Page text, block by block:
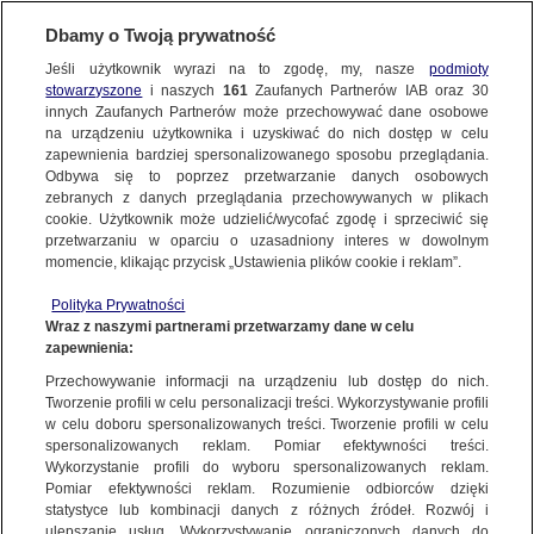
FAKTY | FAKTY PO POŁUDNIU
Wybory parlamentarne 2023. O tych terminach nie można zapomnieć
NAJNOWSZE
ZOBACZ FAKTY
FAKTY PO FAKTACH
FAKTY O ŚWIECIE
WIĘCEJ
KANAŁY
Dzień dobry!
Jedno konto do wszystkich usług
Dbamy o Twoją prywatność
Jeśli użytkownik wyrazi na to zgodę, my, nasze podmioty
stowarzyszone i naszych 161Zaufanych Partnerów IAB oraz 30
innych Zaufanych Partnerów może przechowywać dane osobowe
na urządzeniu użytkownika i uzyskiwać do nich dostęp w celu
zapewnienia bardziej spersonalizowanego sposobu przeglądania.
Odbywa się to poprzez przetwarzanie danych osobowych
zebranych z danych przeglądania przechowywanych w plikach
cookie. Użytkownik może udzielić/wycofać zgodę i sprzeciwić się
przetwarzaniu w oparciu o uzasadniony interes w dowolnym
momencie, klikając przycisk „Ustawienia plików cookie i reklam”.
Polityka Prywatności
Wraz z naszymi partnerami przetwarzamy dane w celu
zapewnienia:
Przechowywanie informacji na urządzeniu lub dostęp do nich.
Tworzenie profili w celu personalizacji treści. Wykorzystywanie profili
w celu doboru spersonalizowanych treści. Tworzenie profili w celu
spersonalizowanych reklam. Pomiar efektywności treści.
Wykorzystanie profili do wyboru spersonalizowanych reklam.
Pomiar efektywności reklam. Rozumienie odbiorców dzięki
statystyce lub kombinacji danych z różnych źródeł. Rozwój i